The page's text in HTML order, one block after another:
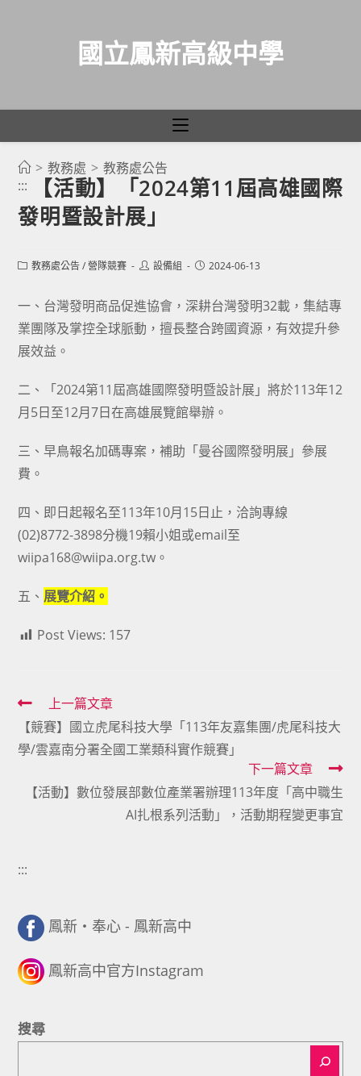
國立鳳新高級中學
> 教務處 > 教務處公告
:::
【活動】「2024第11屆高雄國際
發明暨設計展」
Post教務處公告 / 營隊競賽
Post設備組
Post2024-06-13
一、台灣發明商品促進協會，深耕台灣發明32載，集結專
業團隊及掌控全球脈動，擅長整合跨國資源，有效提升參
展效益。
二、「2024第11屆高雄國際發明暨設計展」將於113年12
月5日至12月7日在高雄展覽館舉辦。
三、早鳥報名加碼專案，補助「曼谷國際發明展」參展
費。
四、即日起報名至113年10月15日止，洽詢專線
(02)8772-3898分機19賴小姐或email至
wiipa168@wiipa.org.tw。
五、 展覽介紹。
Post Views: 157
Read
more
articles
上一篇文章
【競賽】國立虎尾科技大學「113年友嘉集團/虎尾科技大
學/雲嘉南分署全國工業類科實作競賽」
下一篇文章
【活動】數位發展部數位產業署辦理113年度「高中職生
AI扎根系列活動」，活動期程變更事宜
:::
鳳新・奉心 - 鳳新高中
鳳新高中官方Instagram
搜尋